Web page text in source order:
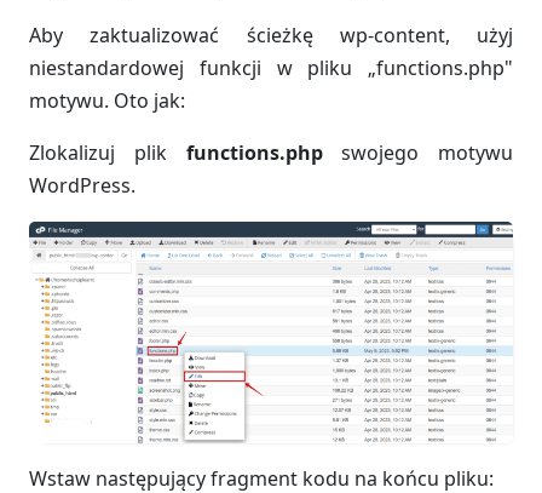
Aby zaktualizować ścieżkę wp-content, użyj
niestandardowej funkcji w pliku „functions.php"
motywu. Oto jak:
Zlokalizuj plik functions.phpswojego motywu
WordPress.
Wstaw następujący fragment kodu na końcu pliku: